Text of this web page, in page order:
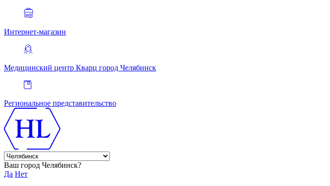
Интернет-магазин
Медицинский центр Кварц город Челябинск
Региональное представительство
Ваш город Челябинск?
Да Нет